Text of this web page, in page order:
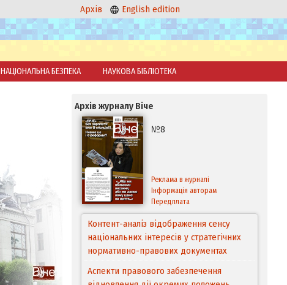
Архів English edition
НАЦІОНАЛЬНА БЕЗПЕКА НАУКОВА БІБЛІОТЕКА
Архів журналу Віче
№8
Реклама в журналі
Інформація авторам
Передплата
Контент-аналіз відображення сенсу
національних інтересів у стратегічних
нормативно-правових документах
Аспекти правового забезпечення